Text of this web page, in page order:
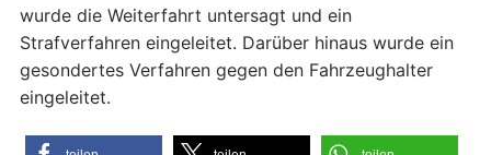
wurde die Weiterfahrt untersagt und ein
Strafverfahren eingeleitet. Darüber hinaus wurde ein
gesondertes Verfahren gegen den Fahrzeughalter
eingeleitet.